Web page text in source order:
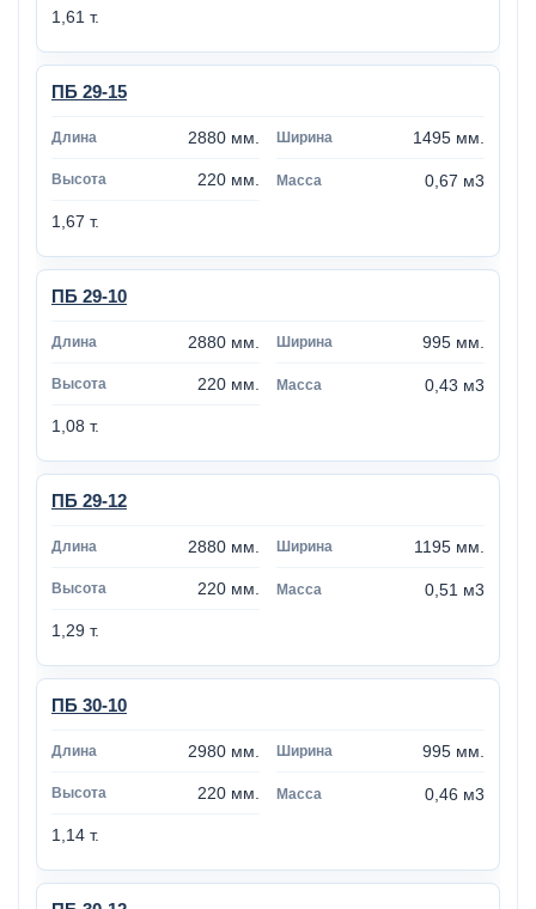
1,61 т.
ПБ 29-15
2880 мм. 1495 мм.
220 мм. 0,67 м3
1,67 т.
ПБ 29-10
2880 мм. 995 мм.
220 мм. 0,43 м3
1,08 т.
ПБ 29-12
2880 мм. 1195 мм.
220 мм. 0,51 м3
1,29 т.
ПБ 30-10
2980 мм. 995 мм.
220 мм. 0,46 м3
1,14 т.